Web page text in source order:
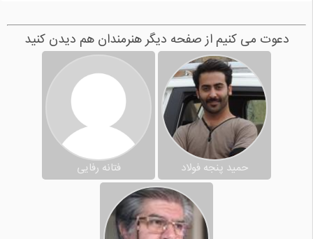
دعوت می کنیم از صفحه دیگر هنرمندان هم دیدن کنید
حمید پنجه فولاد فتانه رفایی